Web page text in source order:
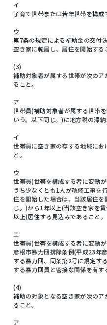
イ
子育て世帯または若年世帯を構成
ウ
第7条の規定による補助金の交付
空き家に転居し、居住を開始する
(3)
補助対象者が属する世帯が次の
ること。
ア
世帯員(補助対象者が属する世帯
いう。以下同じ。)に地方税の滞納
イ
世帯員に空き家の存する地域に
と。
ウ
世帯員(世帯を構成する者に変動
うち少なくとも1人が改修工事を
住を開始した場合は、当該居住
じ。)から1年以上(当該空き家を
以上)居住する見込みであること。
エ
世帯員(世帯を構成する者に変動
彦根市暴力団排除条例(平成23年
する暴力団、同条第2号に規定す
する暴力団員と密接な関係を有す
(4)
補助の対象となる空き家が次の
ること。
ア